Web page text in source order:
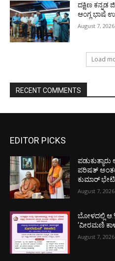
ದಕ್ಷಿಣ ಕನ್ನಡ
ಆಂಗ್ಲ ಭಾಷೆ
August 7, 2026
Load
RECENT COMMENTS
EDITOR PICKS
ಪರಿಷತ್
ಕುಮಾರ್ ಭೇಟಿ
August 7, 2026
ಬೋಳದಲ್ಲಿ
‘ವೀರಮಣಿ
August 7, 2026